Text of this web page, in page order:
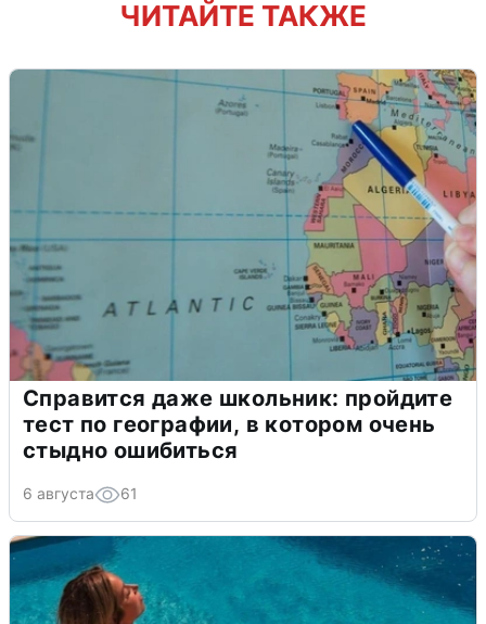
ЧИТАЙТЕ ТАКЖЕ
Справится даже школьник: пройдите
тест по географии, в котором очень
стыдно ошибиться
6 августа 61